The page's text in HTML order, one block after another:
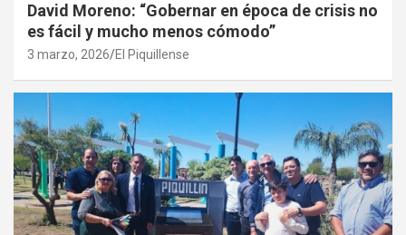
David Moreno: “Gobernar en época de crisis no
es fácil y mucho menos cómodo”
3 marzo, 2026 El Piquillense